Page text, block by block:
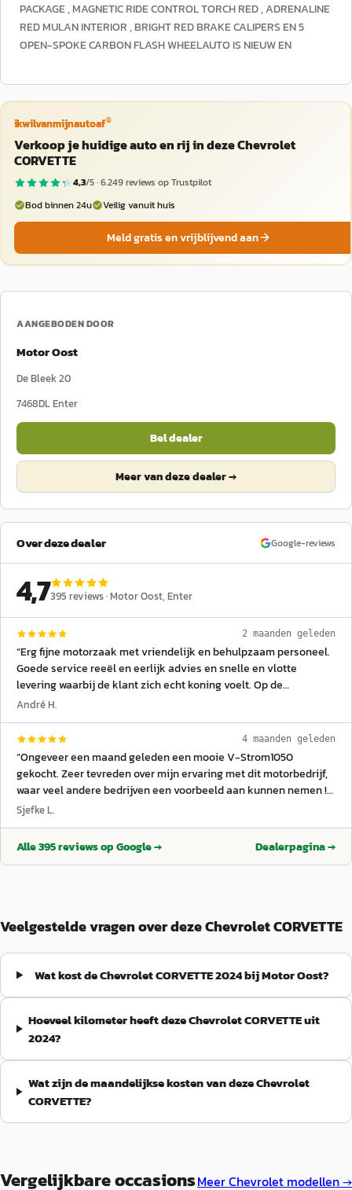
PACKAGE , MAGNETIC RIDE CONTROL TORCH RED , ADRENALINE
RED MULAN INTERIOR , BRIGHT RED BRAKE CALIPERS EN 5
OPEN-SPOKE CARBON FLASH WHEELAUTO IS NIEUW EN
ikwilvanmijnautoaf®
Verkoop je huidige auto en rij in deze Chevrolet
CORVETTE
4,3/5 ·6.249reviews op Trustpilot
Bod binnen 24u
Veilig vanuit huis
Meld gratis en vrijblijvend aan
AANGEBODEN DOOR
Motor Oost
De Bleek 20
7468DLEnter
Bel dealer
Meer van deze dealer →
Over deze dealer Google-reviews
4,7395 reviews ·Motor Oost, Enter
2 maanden geleden
“Erg fijne motorzaak met vriendelijk en behulpzaam personeel.
Goede service reeël en eerlijk advies en snelle en vlotte
levering waarbij de klant zich echt koning voelt. Op de
bovenverdieping een kleding afdeling met enthousiaste dames
André H.
4 maanden geleden
“Ongeveer een maand geleden een mooie V-Strom1050
gekocht. Zeer tevreden over mijn ervaring met dit motorbedrijf,
waar veel andere bedrijven een voorbeeld aan kunnen nemen !
Ook Sander, die soms een echte 1000poot is in deze druk
zijn woord! Een motorisch probleem is in de garantie periode
perfect opgelost door het behulpzame personeel. Niets dan
Sjefke L.
Alle395reviews op Google → Dealerpagina →
Veelgestelde vragen over deze Chevrolet CORVETTE
Wat kost de Chevrolet CORVETTE 2024 bij Motor Oost?
Hoeveel kilometer heeft deze Chevrolet CORVETTE uit
2024?
Wat zijn de maandelijkse kosten van deze Chevrolet
CORVETTE?
Vergelijkbare occasionsMeerChevrolet modellen →